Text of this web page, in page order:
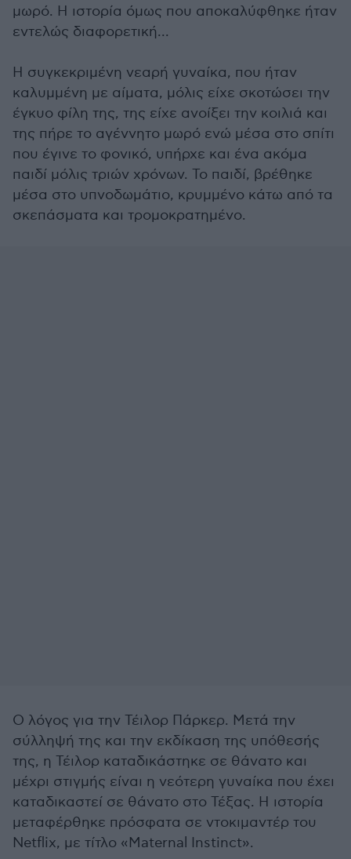
μωρό. Η ιστορία όμως που αποκαλύφθηκε ήταν
εντελώς διαφορετική...
Η συγκεκριμένη νεαρή γυναίκα, που ήταν
καλυμμένη με αίματα, μόλις είχε σκοτώσει την
έγκυο φίλη της, της είχε ανοίξει την κοιλιά και
της πήρε το αγέννητο μωρό ενώ μέσα στο σπίτι
που έγινε το φονικό, υπήρχε και ένα ακόμα
παιδί μόλις τριών χρόνων. Το παιδί, βρέθηκε
μέσα στο υπνοδωμάτιο, κρυμμένο κάτω από τα
σκεπάσματα και τρομοκρατημένο.
Ο λόγος για την Τέιλορ Πάρκερ. Μετά την
σύλληψή της και την εκδίκαση της υπόθεσής
της, η Τέιλορ καταδικάστηκε σε θάνατο και
μέχρι στιγμής είναι η νεότερη γυναίκα που έχει
καταδικαστεί σε θάνατο στο Τέξας. Η ιστορία
μεταφέρθηκε πρόσφατα σε ντοκιμαντέρ του
Netflix, με τίτλο «Maternal Instinct».